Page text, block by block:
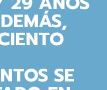
SE